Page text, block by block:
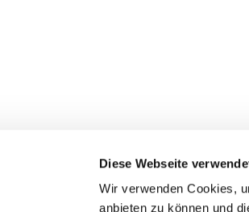
Diese Webseite
Wir verwenden Cookies,
anbieten zu können und